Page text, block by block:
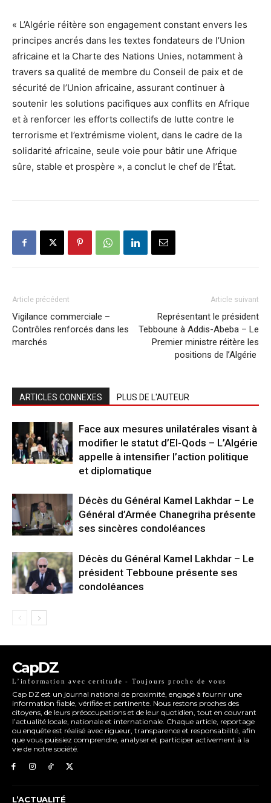
« L’Algérie réitère son engagement constant envers les
principes ancrés dans les textes fondateurs de l’Union
africaine et la Charte des Nations Unies, notamment à
travers sa qualité de membre du Conseil de paix et de
sécurité de l’Union africaine, assurant continuer à
soutenir les solutions pacifiques aux conflits en Afrique
et à renforcer les efforts collectifs de lutte contre le
terrorisme et l’extrémisme violent, dans le cadre de la
solidarité africaine, seule voie pour bâtir une Afrique
sûre, stable et prospère », a conclut le chef de l’État.
Article précédent
Vigilance commerciale –
Contrôles renforcés dans les
marchés
Article suivant
Représentant le président
Tebboune à Addis-Abeba – Le
Premier ministre réitère les
positions de l’Algérie
ARTICLES CONNEXES PLUS DE L'AUTEUR
Face aux mesures unilatérales visant à
modifier le statut d’El-Qods – L’Algérie
appelle à intensifier l’action politique
et diplomatique
Décès du Général Kamel Lakhdar – Le
Général d’Armée Chanegriha présente
ses sincères condoléances
Décès du Général Kamel Lakhdar – Le
président Tebboune présente ses
condoléances
CapDZ
L’information avec certitude - Toujours proche de vous
Cap DZ est un journal national de proximité, engagé à fournir une
information fiable, vérifiée et pertinente. Nous restons proches des
citoyens, de leurs préoccupations et de leur quotidien, tout en couvrant
l’actualité locale, nationale et internationale. Chaque article, reportage
ou enquête est réalisé avec rigueur, transparence et responsabilité, afin
que vous puissiez comprendre, analyser et participer activement à la
vie de notre société.
L’ACTUALITÉ